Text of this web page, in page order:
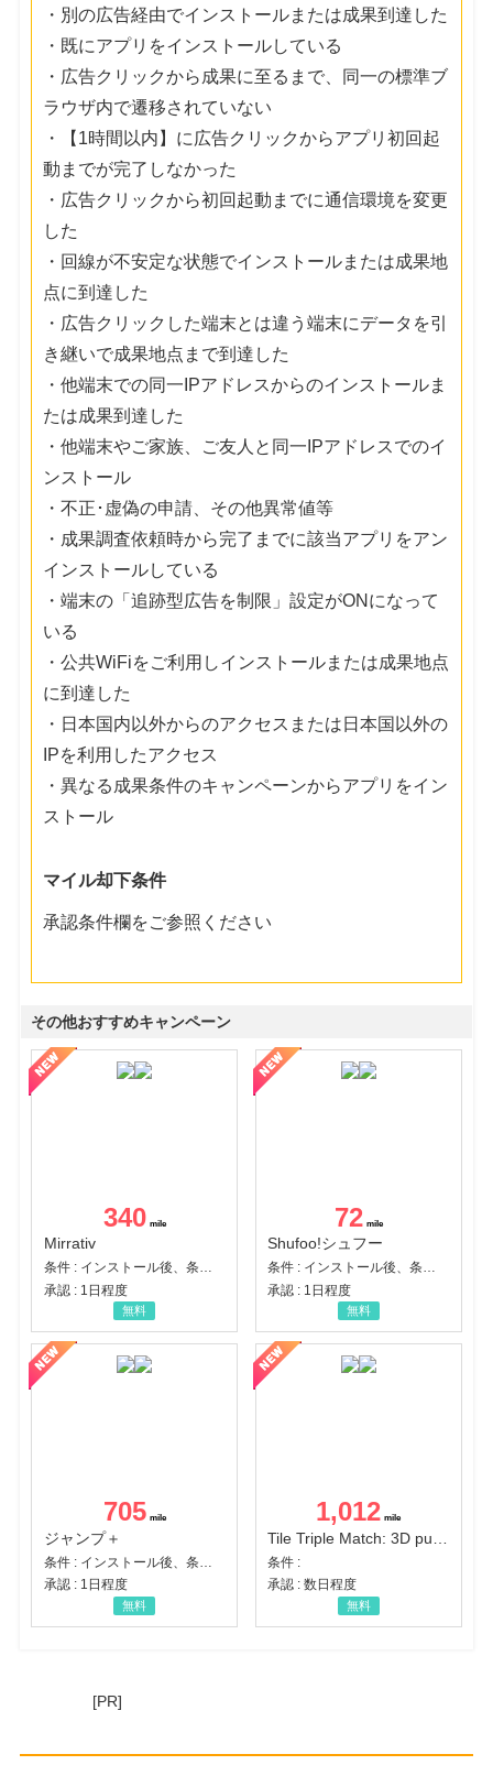
・別の広告経由でインストールまたは成果到達した
・既にアプリをインストールしている
・広告クリックから成果に至るまで、同一の標準ブ
ラウザ内で遷移されていない
・【1時間以内】に広告クリックからアプリ初回起
動までが完了しなかった
・広告クリックから初回起動までに通信環境を変更
した
・回線が不安定な状態でインストールまたは成果地
点に到達した
・広告クリックした端末とは違う端末にデータを引
き継いで成果地点まで到達した
・他端末での同一IPアドレスからのインストールま
たは成果到達した
・他端末やご家族、ご友人と同一IPアドレスでのイ
ンストール
・不正･虚偽の申請、その他異常値等
・成果調査依頼時から完了までに該当アプリをアン
インストールしている
・端末の「追跡型広告を制限」設定がONになって
いる
・公共WiFiをご利用しインストールまたは成果地点
に到達した
・日本国内以外からのアクセスまたは日本国以外の
IPを利用したアクセス
・異なる成果条件のキャンペーンからアプリをイン
ストール
マイル却下条件
承認条件欄をご参照ください
その他おすすめキャンペーン
340
Mirrativ
条件 : インストール後、条件達成
承認 : 1日程度
無料
72
Shufoo!シュフー
条件 : インストール後、条件達成
承認 : 1日程度
無料
705
ジャンプ＋
承認 : 1日程度
無料
1,012
条件 :
承認 : 数日程度
無料
[PR]